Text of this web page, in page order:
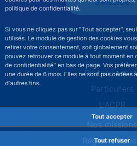
politique de confidentialité.
Si vous ne cliquez pas sur "Tout accepter",
utilisés. Le module de gestion des cookies
retirer votre consentement, soit globalement
pouvez retrouver ce module à tout moment en
de confidentialité" en bas de page. Vos
une durée de 6 mois. Elles ne sont pas cédées
d'autres fins.
Tout accepter
Tout refuser
ACPR site
Particuliers
L'ACPR
Nos missions